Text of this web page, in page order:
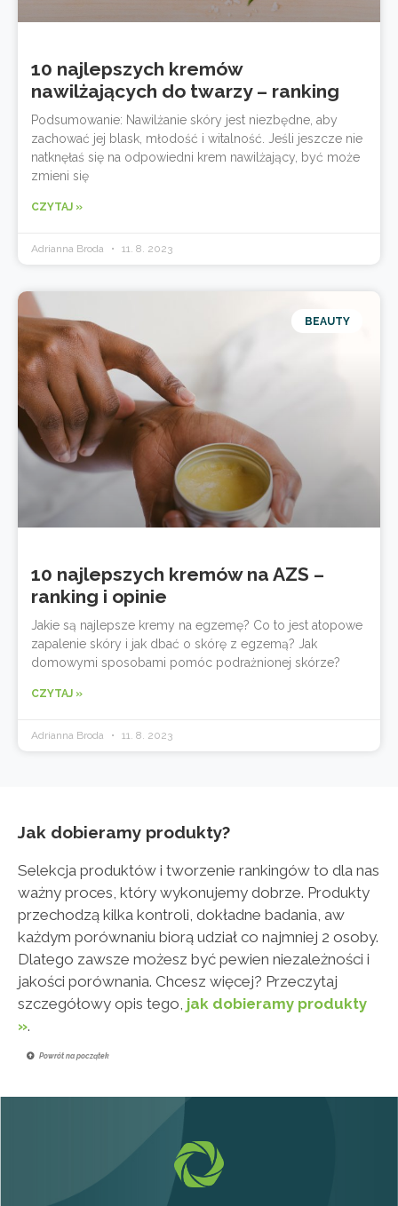
10 najlepszych kremów
nawilżających do twarzy – ranking
Podsumowanie: Nawilżanie skóry jest niezbędne, aby
zachować jej blask, młodość i witalność. Jeśli jeszcze nie
natknęłaś się na odpowiedni krem nawilżający, być może
zmieni się
CZYTAJ »
Adrianna Broda 11. 8. 2023
BEAUTY
10 najlepszych kremów na AZS –
ranking i opinie
Jakie są najlepsze kremy na egzemę? Co to jest atopowe
zapalenie skóry i jak dbać o skórę z egzemą? Jak
domowymi sposobami pomóc podrażnionej skórze?
CZYTAJ »
Adrianna Broda 11. 8. 2023
Jak dobieramy produkty?
Selekcja produktów i tworzenie rankingów to dla nas
ważny proces, który wykonujemy dobrze. Produkty
przechodzą kilka kontroli, dokładne badania, aw
każdym porównaniu biorą udział co najmniej 2 osoby.
Dlatego zawsze możesz być pewien niezależności i
jakości porównania. Chcesz więcej? Przeczytaj
szczegółowy opis tego, jak dobieramy produkty
».
Powrót na początek